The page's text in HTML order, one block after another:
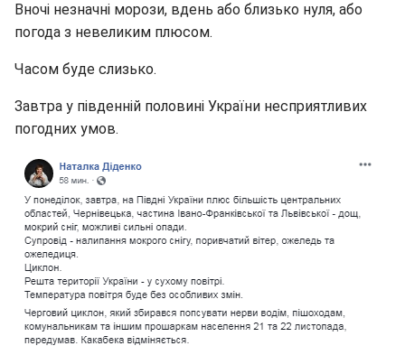
Вночі незначні морози, вдень або близько нуля, або
погода з невеликим плюсом.
Часом буде слизько.
Завтра у південній половині України несприятливих
погодних умов.